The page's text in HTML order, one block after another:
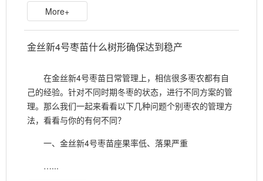
More+
金丝新4号枣苗什么树形确保达到稳产
在金丝新4号枣苗日常管理上，相信很多枣农都有自
己的经验。针对不同时期冬枣的状态，进行不同方案的管
理。那么我们一起来看看以下几种问题个别枣农的管理方
法，看看与你的有何不同？
一、金丝新4号枣苗座果率低、落果严重
…...